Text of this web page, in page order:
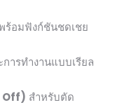
อมฟังก์ชันชดเชย
ารทำงานแบบเรียล
Off) สำหรับตัด